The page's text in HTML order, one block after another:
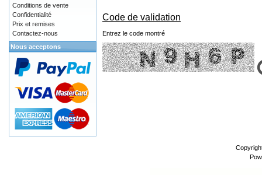
Code de validation
Entrez le code montré
Conditions de vente
Confidentialité
Prix et remises
Contactez-nous
Nous acceptons